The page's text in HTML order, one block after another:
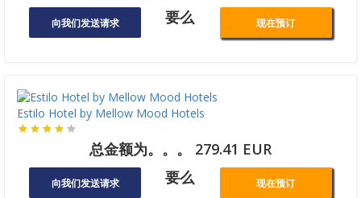
向我们发送请求 要么 现在预订
Estilo Hotel by Mellow Mood Hotels
总金额为。。。 279.41 EUR
向我们发送请求 要么 现在预订